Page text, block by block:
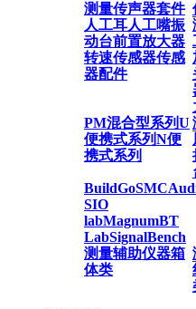
测量传声器套件
人工耳人工嘴振
动台前置放大器
转速传感器传感
器配件
PM混合型系列U
便携式系列N便
携式系列
BuildGoSMC
SIO
labMagnumBT
LabSignalBench
测量辅助仪器箱
体类